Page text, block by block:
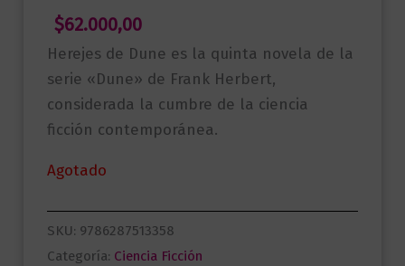
$62.000,00
Herejes de Dune es la quinta novela de la
serie «Dune» de Frank Herbert,
considerada la cumbre de la ciencia
ficción contemporánea.
Agotado
SKU: 9786287513358
Categoría: Ciencia Ficción